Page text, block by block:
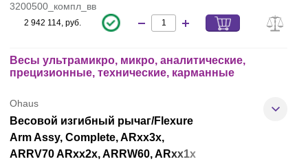
3200500_компл_вв
2 942 114, руб.
Весы ультрамикро, микро, аналитические,
прецизионные, технические, карманные
Ohaus
Весовой изгибный рычаг/Flexure
Arm Assy, Complete, ARxx3x,
ARRV70 ARxx2x, ARRW60, ARxx1x